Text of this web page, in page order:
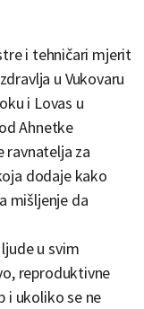
i tehničari mjerit
u Vukovaru
i Lovas u
Ahnetke
ravnatelja za
dodaje kako
mišljenje da
u svim
reproduktivne
i ukoliko se ne